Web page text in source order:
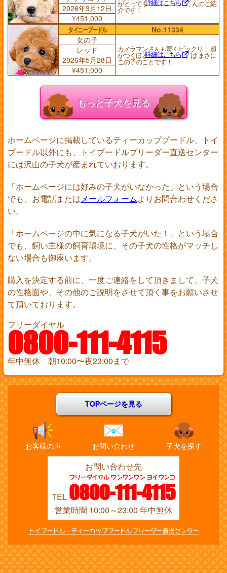
がとっても可愛い アプリくんのご紹
介です！
詳細はこちら
2026年3月12日
¥451,000
タイニープードル
No.11334
女の子
カメラマンさんも驚くビックリ！ 超
がつくほどのお利口さんとは まさに
この子のことです！
詳細はこちら
レッド
2026年5月28日
¥451,000
もっと子犬を見る
ホームページに掲載しているティーカッププードル、トイ
プードル以外にも、トイプードルブリーダー直送センター
には沢山の子犬が産まれていおります。
「ホームページには好みの子犬がいなかった」という場合
でも、お電話または メールフォームよりお問合わせくださ
い。
「ホームページの中に気になる子犬がいた！」という場合
でも、飼い主様の飼育環境に、その子犬の性格がマッチし
ない場合も御座います。
購入を決定する前に、一度ご連絡をして頂きまして、子犬
の性格面や、その他のご説明をさせて頂く事をお願いさせ
て頂いております。
フリーダイヤル
0800-111-4115
年中無休 朝10:00〜夜23:00まで
TOPページを見る
お客様の声 お問い合わせ 子犬を探す
お問い合わせ先
TEL 0800-111-4115
フリーダイヤル ワンワンワン ヨイワンコ
営業時間 10:00～23:00 年中無休
トイプードル・ティーカッププードルブリーダー直送センター